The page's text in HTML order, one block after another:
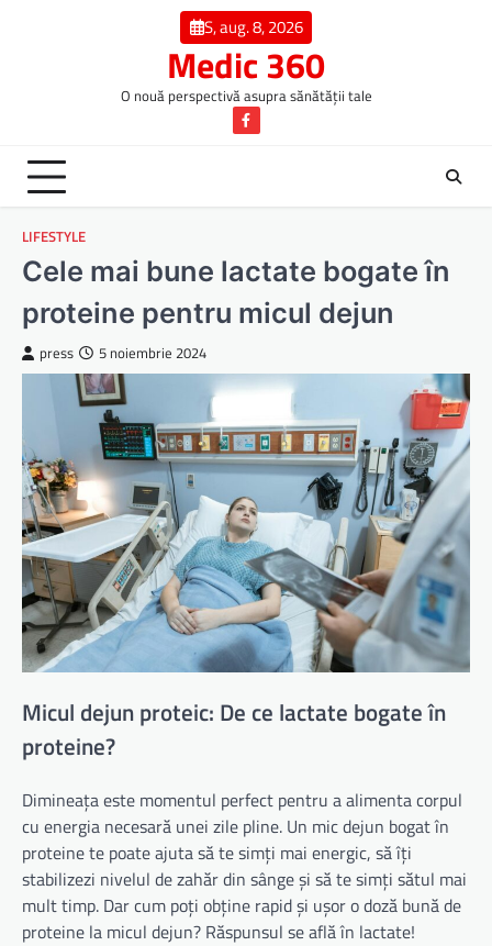
S, aug. 8, 2026
Medic 360
O nouă perspectivă asupra sănătății tale
Facebook
LIFESTYLE
Cele mai bune lactate bogate în
proteine pentru micul dejun
press 5 noiembrie 2024
Micul dejun proteic: De ce lactate bogate în
proteine?
Dimineața este momentul perfect pentru a alimenta corpul
cu energia necesară unei zile pline. Un mic dejun bogat în
proteine te poate ajuta să te simți mai energic, să îți
stabilizezi nivelul de zahăr din sânge și să te simți sătul mai
mult timp. Dar cum poți obține rapid și ușor o doză bună de
proteine la micul dejun? Răspunsul se află în lactate!